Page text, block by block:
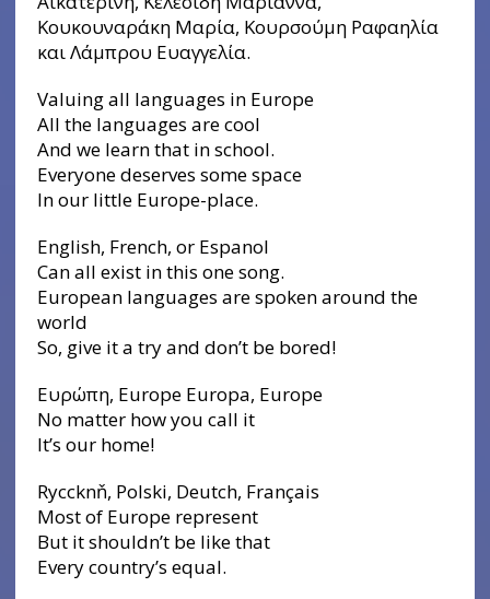
Κουκουναράκη Μαρία, Κουρσούμη Ραφαηλία
και Λάμπρου Ευαγγελία.
Valuing all languages in Europe
All the languages are cool
And we learn that in school.
Everyone deserves some space
In our little Europe-place.
English, French, or Espanol
Can all exist in this one song.
European languages are spoken around the
world
So, give it a try and don’t be bored!
Ευρώπη, Europe Europa, Europe
No matter how you call it
It’s our home!
Ryccknň, Polski, Deutch, Français
Most of Europe represent
But it shouldn’t be like that
Every country’s equal.